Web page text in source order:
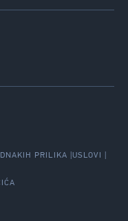
PRILIKA USLOVI